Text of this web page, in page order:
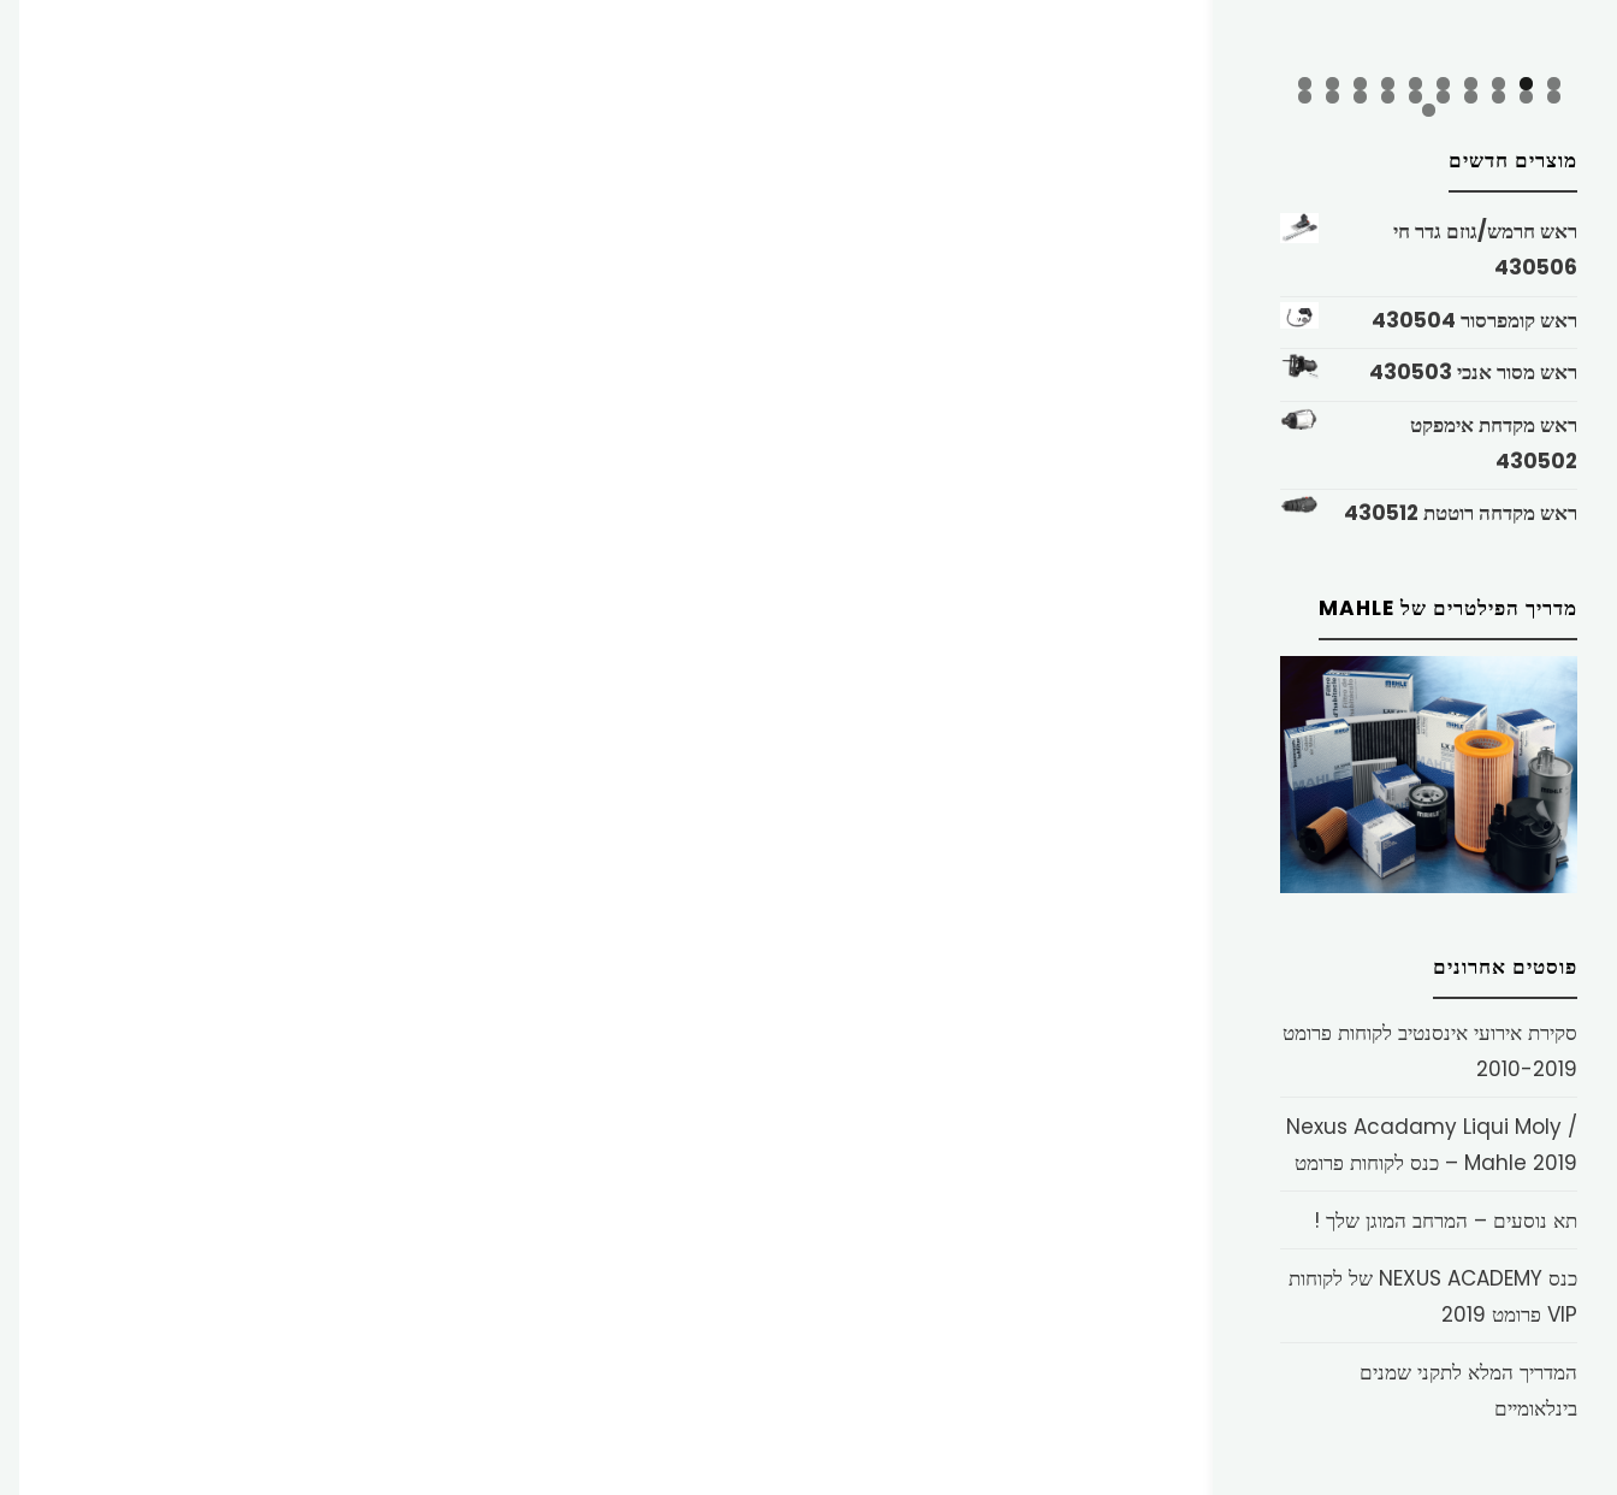
מוצרים חדשים
ראש חרמש/גוזם גדר חי
430506
ראש קומפרסור 430504
ראש מסור אנכי 430503
ראש מקדחת אימפקט
430502
ראש מקדחה רוטטת 430512
מדריך הפילטרים של MAHLE
פוסטים אחרונים
סקירת אירועי אינסנטיב לקוחות פרומט
2010-2019
Nexus Acadamy Liqui Moly /
Mahle 2019 – כנס לקוחות פרומט
תא נוסעים – המרחב המוגן שלך !
כנס NEXUS ACADEMY של לקוחות
VIP פרומט 2019
המדריך המלא לתקני שמנים
בינלאומיים